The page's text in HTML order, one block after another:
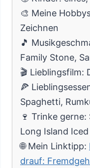
🎨 Meine
Zeichnen
🎵
Family Stone,
🎬 Lieblingsfilm:
🍕
Spaghetti,
🍷 Trinke
Long Island Iced
🌐 Mein Linktipp:
drauf: